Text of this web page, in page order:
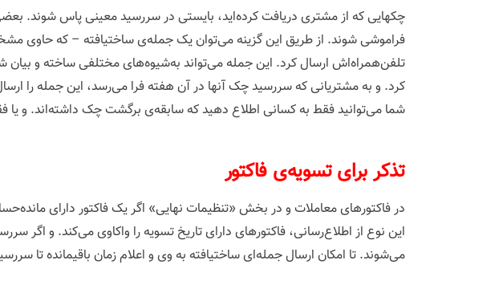
چکهایی که از مشتری دریافت کرده‌اید، بایستی در سررسید معینی پاس شوند.
فراموشی شوند. از طریق این گزینه می‌توان یک جمله‌ی ساختیافته – که حاوی
تلفن‌همراه‌اش ارسال کرد. این جمله می‌تواند به‌شیوه‌های مختلفی ساخته و بیان
کرد. و به مشتریانی که سررسید چک آنها در آن هفته فرا می‌رسد، این جمله را
شما می‌توانید فقط به کسانی اطلاع دهید که سابقه‌ی برگشت چک داشته‌اند. و یا
‌تذکر برای تسویه‌ی فاکتور
در فاکتورهای معاملات و در بخش «تنظیمات نهایی» اگر یک فاکتور دارای
این نوع از اطلاع‌رسانی، فاکتورهای دارای تاریخ تسویه را واکاوی می‌کند. و
می‌شوند. تا امکان ارسال جمله‌ای ساختیافته‌ به وی و اعلام زمان باقیمانده تا